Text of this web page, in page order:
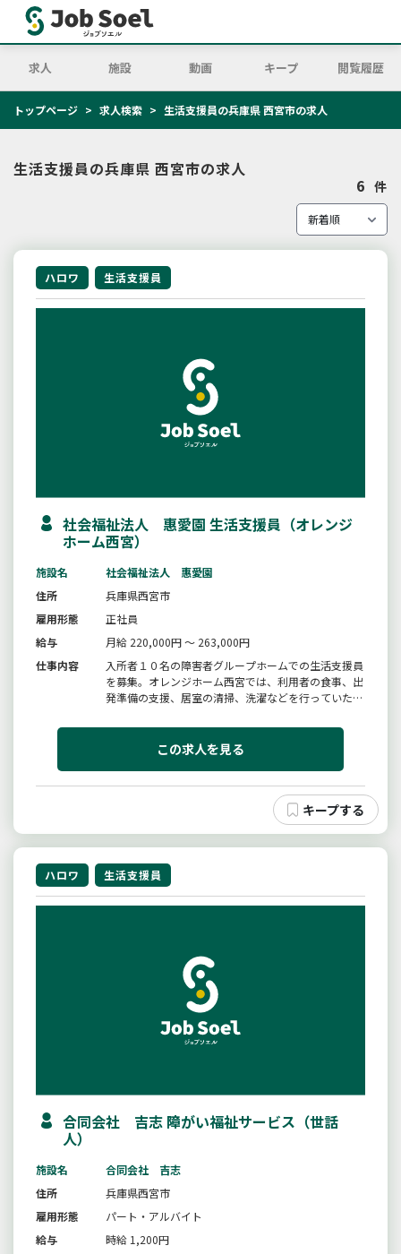
求人 施設 動画 キープ 閲覧履歴
トップページ 求人検索 生活支援員の兵庫県 西宮市の求人
生活支援員の兵庫県 西宮市の求人
6 件
ハロワ 生活支援員
社会福祉法人 惠愛園 生活支援員（オレンジ
ホーム西宮）
施設名
社会福祉法人 惠愛園
住所
兵庫県西宮市
雇用形態
正社員
給与
月給 220,000円 ～ 263,000円
仕事内容
入所者１０名の障害者グループホームでの生活支援員
を募集。オレンジホーム西宮では、利用者の食事、出
発準備の支援、居室の清掃、洗濯などを行っていただ
ん。【日中活動の支援】創作活動のサポート（絵画・
手芸・音楽など）生産活動のサポート（軽作業・農作
この求人を見る
ハロワ 生活支援員
合同会社 吉志 障がい福祉サービス（世話
人）
施設名
合同会社 吉志
住所
兵庫県西宮市
雇用形態
パート・アルバイト
給与
時給 1,200円